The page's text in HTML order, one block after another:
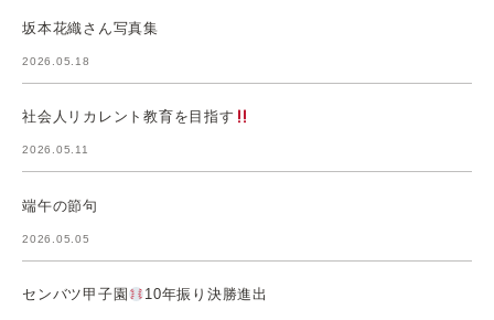
坂本花織さん写真集
2026.05.18
社会人リカレント教育を目指す
2026.05.11
端午の節句
2026.05.05
センバツ甲子園 10年振り決勝進出